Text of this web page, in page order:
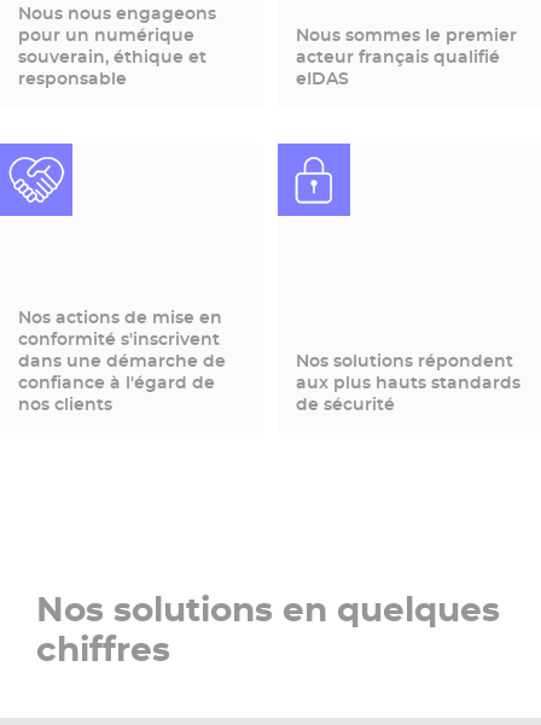
Nous nous engageons
pour un numérique
souverain, éthique et
responsable
Nous sommes le premier
acteur français qualifié
eIDAS
Nos actions de mise en
conformité s'inscrivent
dans une démarche de
confiance à l'égard de
nos clients
Nos solutions répondent
aux plus hauts standards
de sécurité
Nos solutions en quelques
chiffres